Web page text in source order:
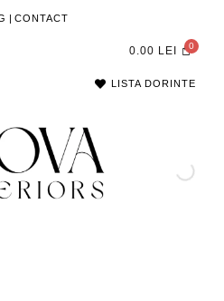
| CONTACT
0.00 LEI
LISTA DORINTE